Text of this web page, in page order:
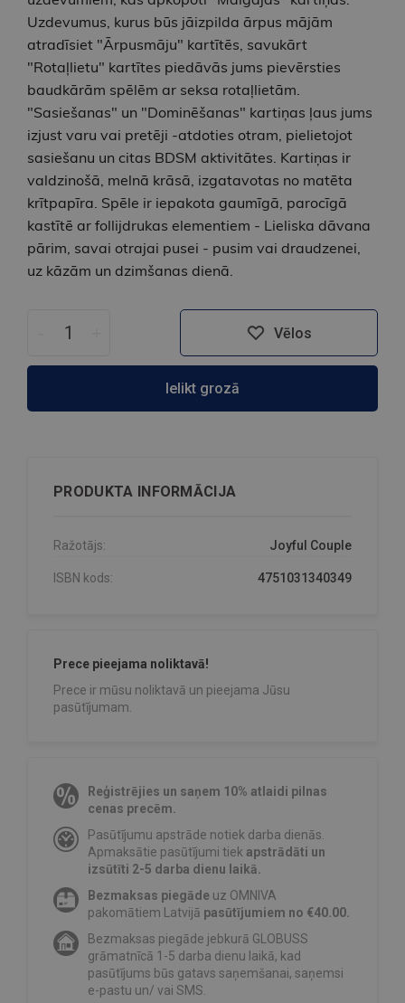
Uzdevumus, kurus būs jāizpilda ārpus mājām
atradīsiet "Ārpusmāju" kartītēs, savukārt
"Rotaļlietu" kartītes piedāvās jums pievērsties
baudkārām spēlēm ar seksa rotaļlietām.
"Sasiešanas" un "Dominēšanas" kartiņas ļaus jums
izjust varu vai pretēji -atdoties otram, pielietojot
sasiešanu un citas BDSM aktivitātes. Kartiņas ir
valdzinošā, melnā krāsā, izgatavotas no matēta
krītpapīra. Spēle ir iepakota gaumīgā, parocīgā
kastītē ar follijdrukas elementiem - Lieliska dāvana
pārim, savai otrajai pusei - pusim vai draudzenei,
uz kāzām un dzimšanas dienā.
Vēlos
Ielikt grozā
PRODUKTA INFORMĀCIJA
Ražotājs: Joyful Couple
ISBN kods: 4751031340349
Prece pieejama noliktavā!
Prece ir mūsu noliktavā un pieejama Jūsu
pasūtījumam.
Reģistrējies un saņem 10% atlaidi pilnas
cenas precēm.
Pasūtījumu apstrāde notiek darba dienās.
Apmaksātie pasūtījumi tiek apstrādāti un
izsūtīti 2-5 darba dienu laikā.
Bezmaksas piegāde uz OMNIVA
pakomātiem Latvijā pasūtījumiem no €40.00.
Bezmaksas piegāde jebkurā GLOBUSS
grāmatnīcā 1-5 darba dienu laikā, kad
pasūtījums būs gatavs saņemšanai, saņemsi
e-pastu un/ vai SMS.